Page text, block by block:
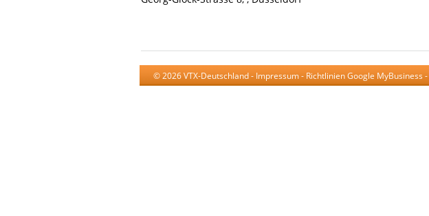
© 2026 VTX-Deutschland - Impressum- Richtlinien Google MyBusiness -